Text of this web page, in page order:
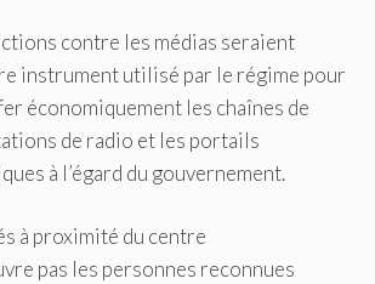
contre les médias seraient
instrument utilisé par le régime pour
économiquement les chaînes de
de radio et les portails
à l’égard du gouvernement.
pas les personnes reconnues